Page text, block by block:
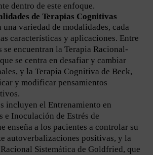
dentro de este enfoque.
de Terapias Cognitivas
variedad de modalidades, cada
características y aplicaciones. Entre
se encuentran la Terapia Racional-
se centra en desafiar y cambiar
y la Terapia Cognitiva de Beck,
y modificar pensamientos
incluyen el Entrenamiento en
e Inoculación de Estrés de
enseña a los pacientes a controlar su
autoverbalizaciones positivas, y la
Sistemática de Goldfried, que